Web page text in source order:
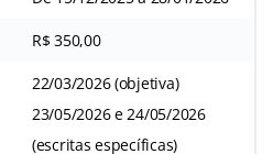
R$ 350,00
22/03/2026 (objetiva)
23/05/2026 e 24/05/2026
(escritas específicas)